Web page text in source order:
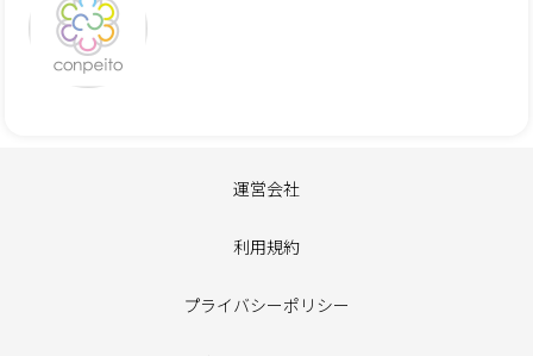
運営会社
利用規約
プライバシーポリシー